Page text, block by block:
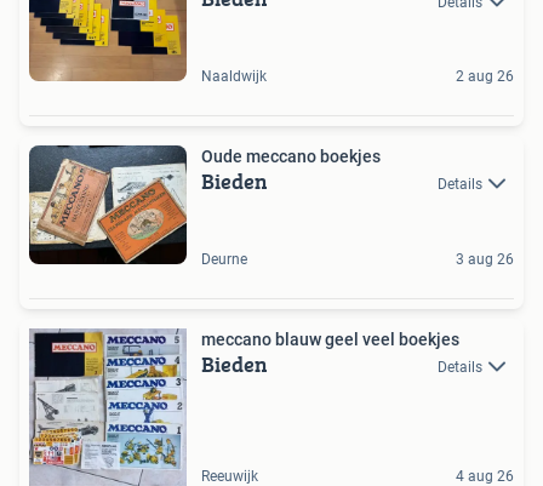
Naaldwijk 2 aug 26
Oude meccano boekjes
Bieden Details
Deurne 3 aug 26
meccano blauw geel veel boekjes
Bieden Details
Reeuwijk 4 aug 26